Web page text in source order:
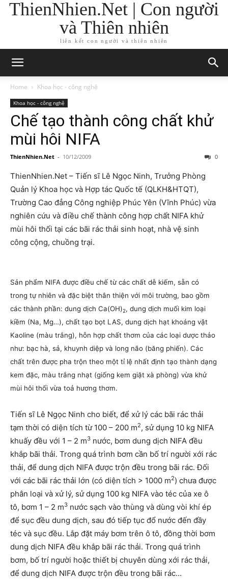
ThienNhien.Net | Con người
và Thiên nhiên
liên kết con người và thiên nhiên
Home Khoa học - công nghệ
Khoa học - công nghệ
Chế tạo thành công chất khử
mùi hôi NIFA
ThienNhien.Net - 10/12/2009 0
ThienNhien.Net – Tiến sĩ Lê Ngọc Ninh, Trưởng Phòng
Quản lý Khoa học và Hợp tác Quốc tế (QLKH&HTQT),
Trường Cao đẳng Công nghiệp Phúc Yên (Vĩnh Phúc) vừa
nghiên cứu và điều chế thành công hợp chất NIFA khử
mùi hôi thối tại các bãi rác thải sinh hoạt, nhà vệ sinh
công cộng, chuồng trại.
Sản phẩm NIFA được điều chế từ các chất dễ kiếm, sẵn có
trong tự nhiên và đặc biệt thân thiện với môi trường, bao gồm
các thành phần: dung dịch Ca(OH)2, dung dịch muối kim loại
kiềm (Na, Mg…), chất tạo bọt LAS, dung dịch hạt khoáng vật
Kaoline (màu trắng), hỗn hợp chất thơm của các loại dược thảo
như: bạc hà, sả, khuynh diệp và long não (băng phiến). Các
chất trên được pha trộn theo một tỉ lệ nhất định tạo thành dạng
kem đặc, màu trắng nhạt (giống kem giặt xà phòng) vừa khử
mùi hôi thối vừa toả hương thơm.
Tiến sĩ Lê Ngọc Ninh cho biết, để xử lý các bãi rác thải
tạm thời có diện tích từ 100 – 200 m2, sử dụng 10 kg NIFA
khuấy đều với 1 – 2 m3 nước, bơm dung dịch NIFA đều
khắp bãi thải. Trong quá trình bơm cần bố trí người xới rác
thải, để dung dịch NIFA được trộn đều trong bãi rác. Đối
với các bãi rác thải lớn (có diện tích > 1000 m2) chưa được
phân loại và xử lý, sử dụng 100 kg NIFA vào téc của xe ô
tô, bơm 1 – 2 m3 nước sạch vào thùng và dùng vòi khí ép
để sục đều dung dịch, sau đó tiếp tục đổ nước đến đầy
téc và sục đều. Lắp đặt máy bơm trên ô tô, đồng thời bơm
dung dịch NIFA đều khắp bãi rác thải. Trong quá trình
bơm, bố trí người hoặc thiết bị chuyên dùng xới rác thải,
để dung dịch NIFA được trộn đều trong bãi rác…